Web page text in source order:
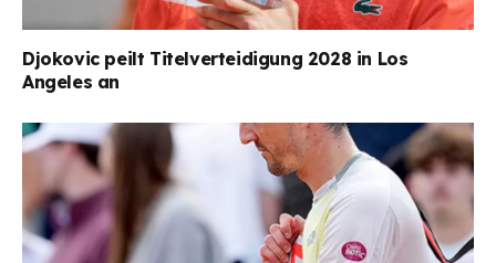
Djokovic peilt Titelverteidigung 2028 in Los
Angeles an